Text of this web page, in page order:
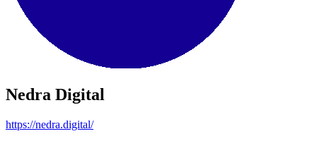
Nedra Digital
https://nedra.digital/